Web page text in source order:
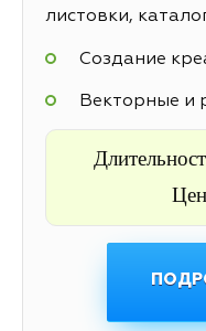
листовки,
Создание
Векторные и